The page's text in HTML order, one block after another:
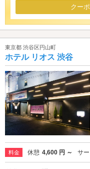
クー
東京都 渋谷区円山町
ホテル リオス 渋谷
料金 休憩 4,600 円 ～ サ